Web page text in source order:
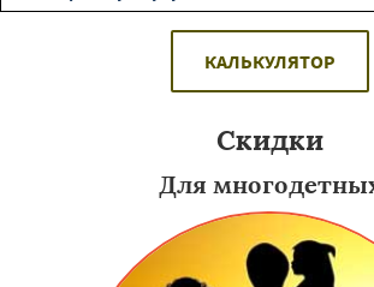
КАЛЬКУЛЯТОР
Скидки
Для